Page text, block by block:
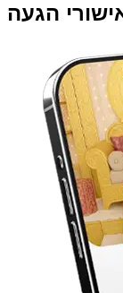
הגעה